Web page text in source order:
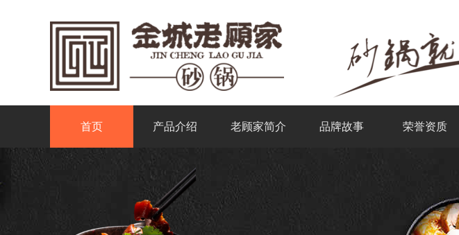
首页 产品介绍 老顾家简介 品牌故事 荣誉资质